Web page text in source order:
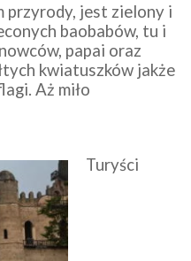
przyrody, jest zielony i
baobabów, tu i
papai oraz
kwiatuszków jakże
Aż miło
Turyści